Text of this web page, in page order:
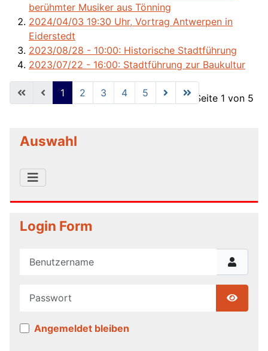
berühmter Musiker aus Tönning
2024/04/03 19:30 Uhr, Vortrag Antwerpen in
Eiderstedt
2023/08/28 - 10:00: Historische Stadtführung
2023/07/22 - 16:00: Stadtführung zur Baukultur
Seite 1 von 5
1 2 3 4 5
Auswahl
Login Form
Benutzername
Show
Angemeldet bleiben